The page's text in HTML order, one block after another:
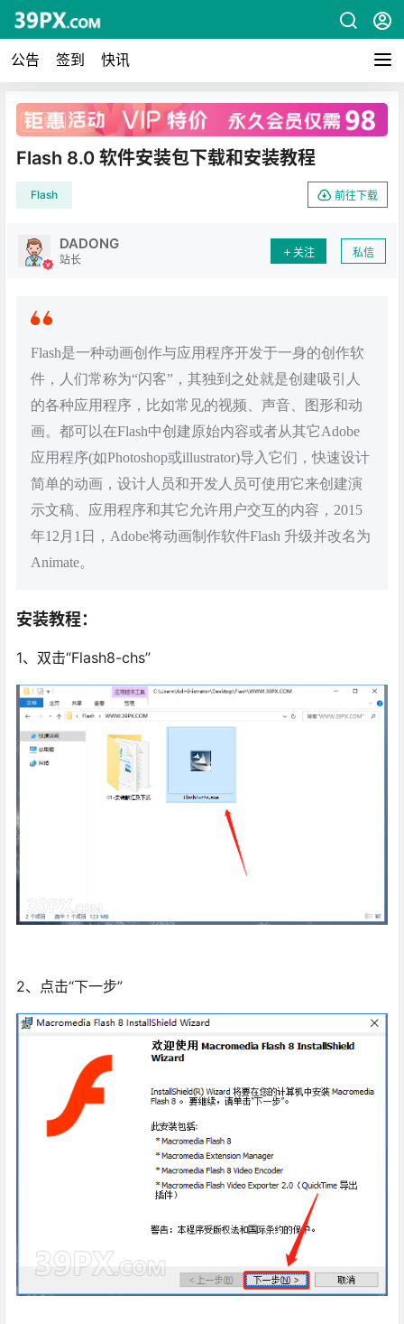
公告 签到 快讯
广告
Flash 8.0 软件安装包下载和安装教程
Flash 前往下载
DADONG
站长
关注 私信
Flash是一种动画创作与应用程序开发于一身的创作软
件，人们常称为“闪客”，其独到之处就是创建吸引人
的各种应用程序，比如常见的视频、声音、图形和动
画。都可以在Flash中创建原始内容或者从其它Adobe
应用程序(如Photoshop或illustrator)导入它们，快速设计
简单的动画，设计人员和开发人员可使用它来创建演
示文稿、应用程序和其它允许用户交互的内容，2015
年12月1日，Adobe将动画制作软件Flash 升级并改名为
Animate。
安装教程：
1、双击“Flash8-chs”
2、点击“下一步”